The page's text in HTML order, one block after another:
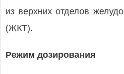
из верхних отделов
(ЖКТ).
Режим дозирования